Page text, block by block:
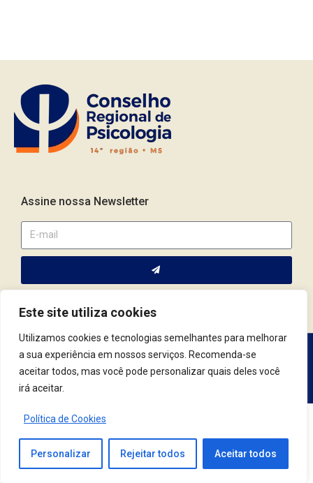
Este site utiliza cookies
Utilizamos cookies e tecnologias semelhantes para melhorar
a sua experiência em nossos serviços. Recomenda-se
aceitar todos, mas você pode personalizar quais deles você
irá aceitar.
Política de Cookies
Personalizar Rejeitar todos Aceitar todos
Assine nossa Newsletter
Av. Fernando Corrêa da Costa, 2044 | Cep.: 79.004-311 | Campo
Grande / MS | (67) 3382.4801 | (67) 9123.7759